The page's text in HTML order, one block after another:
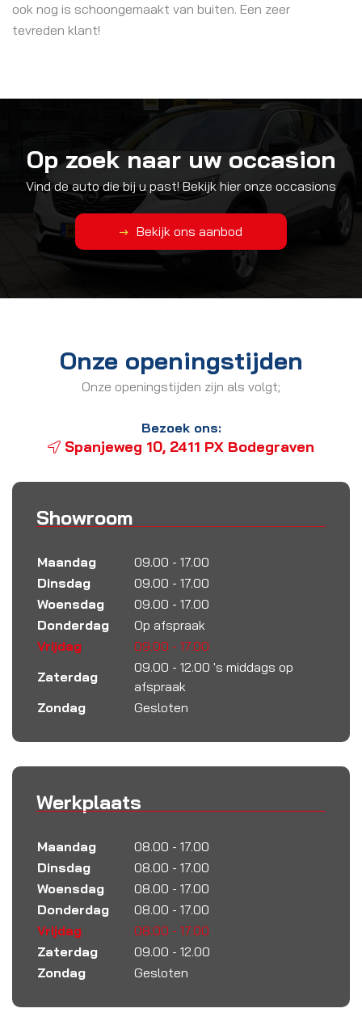
ook nog is schoongemaakt van buiten. Een zeer
tevreden klant!
Op zoek naar uw occasion
Vind de auto die bij u past! Bekijk hier onze occasions
Bekijk ons aanbod
Onze openingstijden
Onze openingstijden zijn als volgt;
Bezoek ons:
Spanjeweg 10, 2411 PX Bodegraven
Showroom
Maandag
09.00 - 17.00
Dinsdag
09.00 - 17.00
Woensdag
09.00 - 17.00
Donderdag
Op afspraak
Vrijdag
09.00 - 17.00
Zaterdag
09.00 - 12.00 's middags op
afspraak
Zondag
Gesloten
Werkplaats
Maandag
08.00 - 17.00
Dinsdag
08.00 - 17.00
Woensdag
08.00 - 17.00
Donderdag
08.00 - 17.00
Vrijdag
08.00 - 17.00
Zaterdag
09.00 - 12.00
Zondag
Gesloten